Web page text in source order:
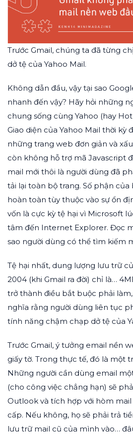
Trước Gmail, chúng ta đã từng
dở tệ của Yahoo Mail.
Không dẫn đầu, vậy tại sao
nhanh đến vậy? Hãy hỏi những
chung sống cùng Yahoo (hay
Giao diện của Yahoo Mail thời kỳ
những trang web đơn giản và
còn không hỗ trợ mã Javascript
mail mới thôi là người dùng đã
tải lại toàn bộ trang. Số phận
hoàn toàn tùy thuộc vào sự ổn
vốn là cực kỳ tệ hại vì Microsoft
tâm đến Internet Explorer. Đọc
sao người dùng có thể tìm kiếm
Tệ hại nhất, dung lượng lưu trữ
2004 (khi Gmail ra đời) chỉ là…
trở thành điều bắt buộc phải
nghĩa rằng người dùng liên tục
tính năng chậm chạp dở tệ của
Trước Gmail, ý tưởng email nền
giấy tờ. Trong thực tế, đó là một
Những người cần dùng email
(cho công việc chẳng hạn) sẽ
Outlook và tích hợp với hòm
cấp. Nếu không, họ sẽ phải trả
lưu trữ mail cũ của mình vào…